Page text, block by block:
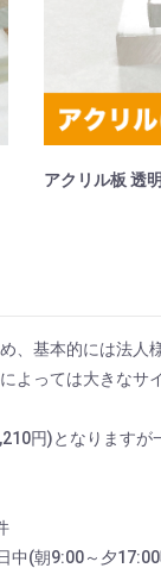
アクリル板 透
、基本的には法人
よっては大きなサ
円)となります
中(朝9:00～夕